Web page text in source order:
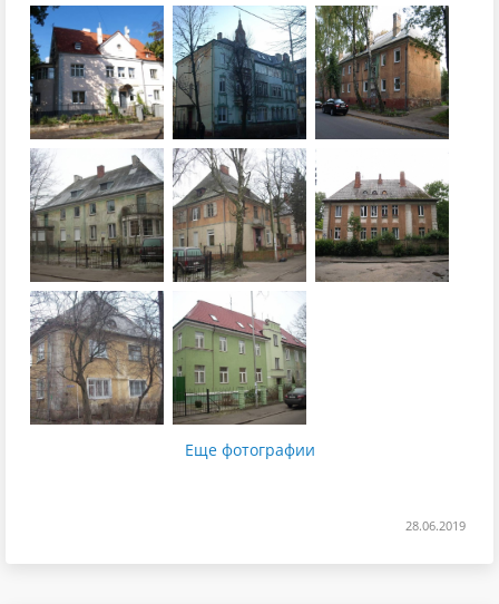
Еще фотографии
28.06.2019